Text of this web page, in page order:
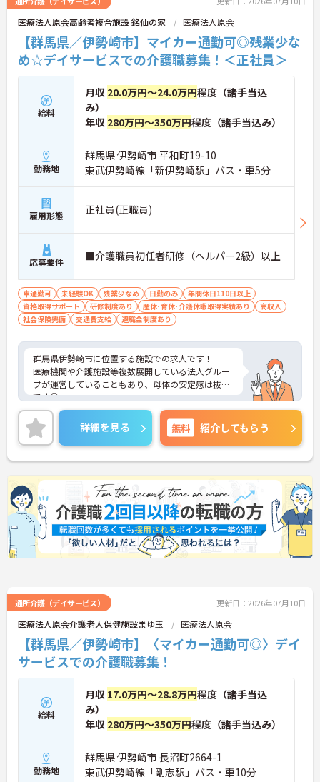
医療法人原会高齢者複合施設 銘仙の家 医療法人原会
【群馬県／伊勢崎市】マイカー通勤可◎残業少な
め☆デイサービスでの介護職募集！＜正社員＞
給料
月収 20.0万円～24.0万円程度（諸手当込
み）
年収 280万円～350万円程度（諸手当込み）
勤務地
群馬県 伊勢崎市 平和町19-10
東武伊勢崎線「新伊勢崎駅」バス・車5分
雇用形態 正社員(正職員)
応募要件 ■介護職員初任者研修（ヘルパー2級）以上
車通勤可 未経験OK 残業少なめ 日勤のみ
年間休日110日以上
資格取得サポート
研修制度あり 産休･育休･介護休暇取得実績あり
高収入
社会保険完備
交通費支給 退職金制度あり
群馬県伊勢崎市に位置する施設での求人です！
医療機関や介護施設等複数展開している法人グルー
プが運営していることもあり、母体の安定感は抜群
です◎
また頑張りがきちんと給与に還元され、4.5ヶ月分の
賞与支給実績もございます♪
また月の残業は0～5時間と少なく、勤務しやすい環
境です☆
ご興味のある方はお気軽にお問い合わせ下さい。
詳細を見る 無料 紹介してもらう
通所介護（デイサービス） 更新日：2026年07月10日
医療法人原会介護老人保健施設まゆ玉 医療法人原会
【群馬県／伊勢崎市】〈マイカー通勤可◎〉デイ
サービスでの介護職募集！
給料
月収 17.0万円～28.8万円程度（諸手当込
み）
年収 280万円～350万円程度（諸手当込み）
勤務地
群馬県 伊勢崎市 長沼町2664-1
東武伊勢崎線「剛志駅」バス・車10分